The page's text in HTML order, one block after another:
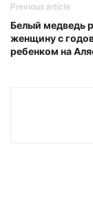
Previous article
Белый медведь
женщину с
ребенком на